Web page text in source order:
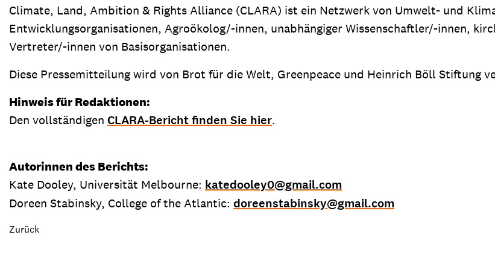
Climate, Land, Ambition & Rights Alliance (CLARA) ist ein Netzwerk von Umwelt- und
Entwicklungsorganisationen, Agroökolog/-innen, unabhängiger Wissenschaftler/-innen,
Vertreter/-innen von Basisorganisationen.
Diese Pressemitteilung wird von Brot für die Welt, Greenpeace und Heinrich Böll Stiftung
Hinweis für Redaktionen:
Den vollständigen CLARA-Bericht finden Sie hier.
Autorinnen des Berichts:
Kate Dooley, Universität Melbourne: katedooley0@gmail.com
Doreen Stabinsky, College of the Atlantic: doreenstabinsky@gmail.com
Zurück